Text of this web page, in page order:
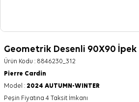
Geometrik Desenli 90X90 İpek
Ürün Kodu : 8846230_312
Pierre Cardin
Model : 2024 AUTUMN-WINTER
Peşin Fiyatına 4 Taksit İmkanı